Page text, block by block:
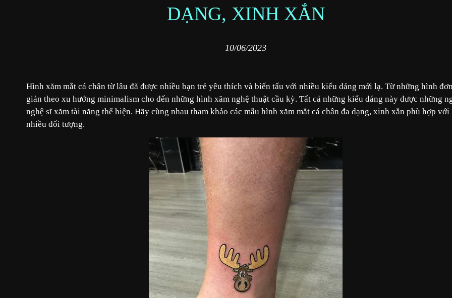
DẠNG, XINH XẮN
10/06/2023
Hình xăm mắt cá chân từ lâu đã được nhiều bạn trẻ yêu thích và biến tấu với nhiều kiểu dáng mới lạ. Từ những hình
giản theo xu hướng minimalism cho đến những hình xăm nghệ thuật cầu kỳ. Tất cả những kiểu dáng này được những
nghệ sĩ xăm tài năng thể hiện. Hãy cùng nhau tham khảo các mẫu hình xăm mắt cá chân đa dạng, xinh xắn phù hợp với
nhiều đối tượng.